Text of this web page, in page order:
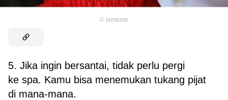
© lememe
5. Jika ingin bersantai, tidak perlu pergi
ke spa. Kamu bisa menemukan tukang pijat
di mana-mana.